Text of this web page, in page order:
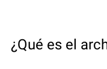
¿Qué es el